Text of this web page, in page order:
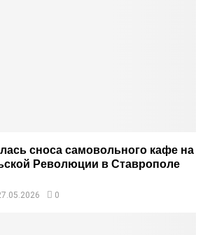
сноса самовольного кафе на
Революции в Ставрополе
0